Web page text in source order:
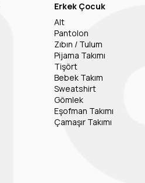
Erkek Çocuk
Alt
Pantolon
Zıbın / Tulum
Pijama Takımı
Tişört
Bebek Takım
Sweatshirt
Gömlek
Eşofman Takımı
Çamaşır Takımı